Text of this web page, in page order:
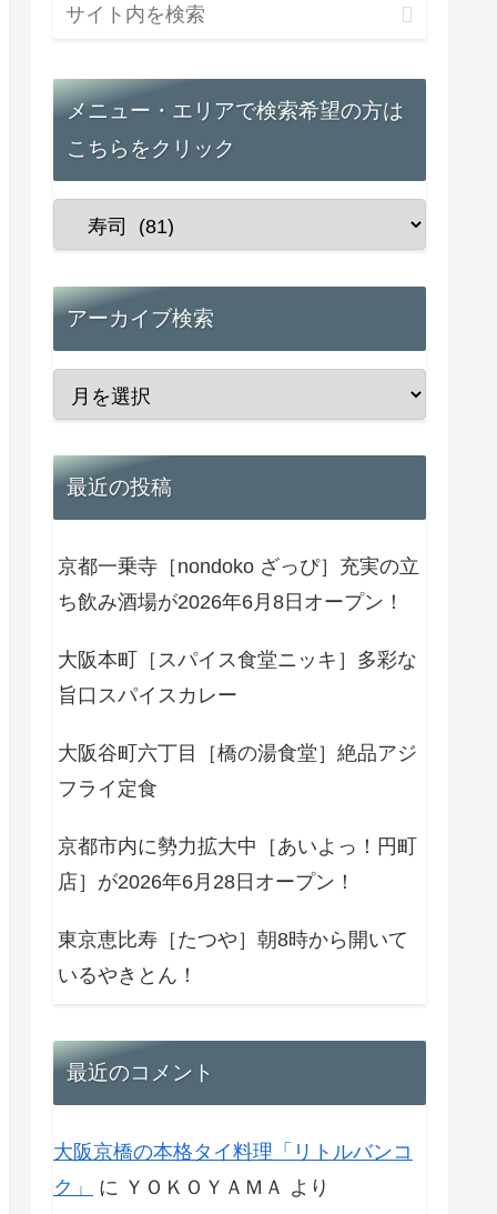
メニュー・エリアで検索希望の方は
こちらをクリック
アーカイブ検索
最近の投稿
京都一乗寺［nondoko ざっぴ］充実の立
ち飲み酒場が2026年6月8日オープン！
大阪本町［スパイス食堂ニッキ］多彩な
旨口スパイスカレー
大阪谷町六丁目［橋の湯食堂］絶品アジ
フライ定食
京都市内に勢力拡大中［あいよっ！円町
店］が2026年6月28日オープン！
東京恵比寿［たつや］朝8時から開いて
いるやきとん！
最近のコメント
大阪京橋の本格タイ料理「リトルバンコ
ク」
に ＹＯＫＯＹＡＭＡ より